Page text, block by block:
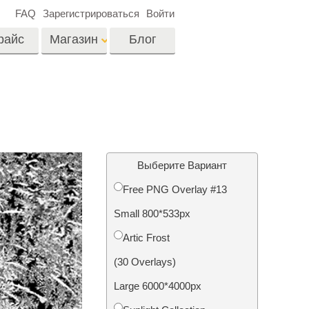
Недвижимости
Реставрация
фотографий
Магазин
Видео Оверлейсы
Блог
FAQ Зарегистрироваться Войти
Выберите Вариант
Free PNG Overlay #13
Small 800*533px
Artic Frost
(30 Overlays)
Large 6000*4000px